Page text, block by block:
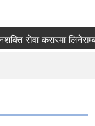
सेवा करारमा